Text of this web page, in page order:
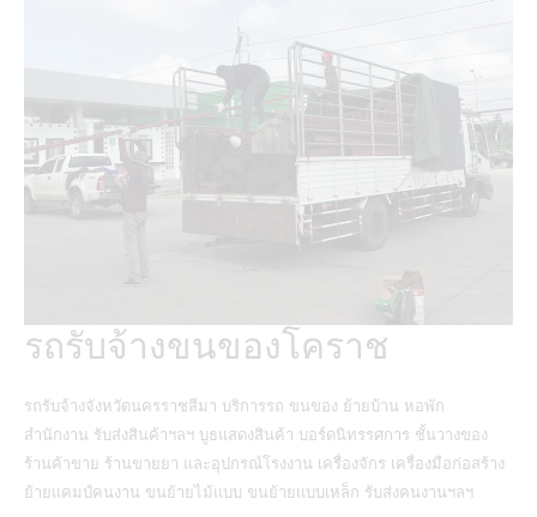
รถรับจ้างขนของโคราช
รถรับจ้างจังหวัดนครราชสีมา บริการรถ ขนของ ย้ายบ้าน หอพัก
สำนักงาน รับส่งสินค้าฯลฯ บูธแสดงสินค้า บอร์ดนิทรรศการ ชั้นวางของ
ร้านค้าขาย ร้านขายยา และอุปกรณ์โรงงาน เครื่องจักร เครื่องมือก่อสร้าง
ย้ายแคมป์คนงาน ขนย้ายไม้แบบ ขนย้ายแบบเหล็ก รับส่งคนงานฯลฯ